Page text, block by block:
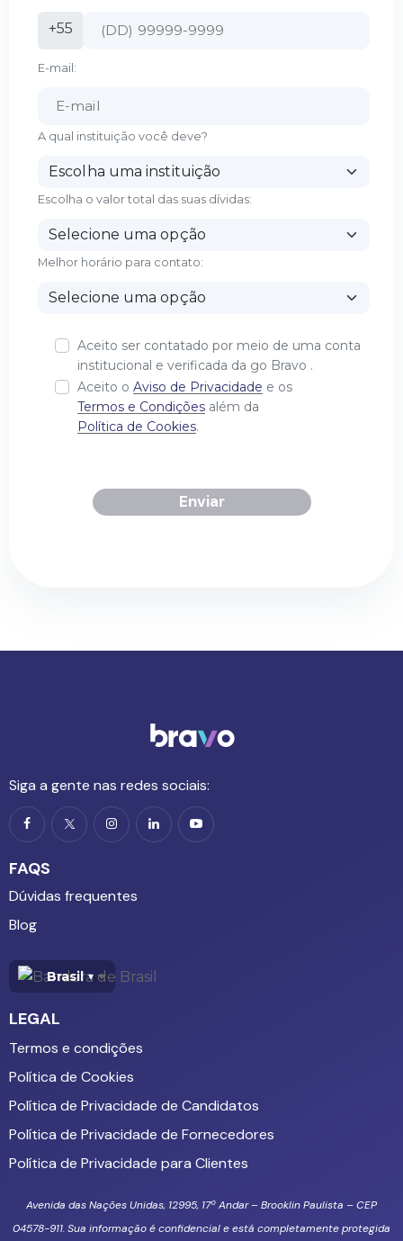
+55
E-mail:
A qual instituição você deve?
Escolha o valor total das suas dívidas:
Melhor horário para contato:
Aceito ser contatado por meio de uma conta
institucional e verificada da go Bravo .
Aceito oAviso de Privacidade e os
Termos e Condições além da
Política de Cookies.
Enviar
Siga a gente nas redes sociais:
FAQS
Dúvidas frequentes
Blog
Brasil ▾
LEGAL
Termos e condições
Política de Cookies
Política de Privacidade de Candidatos
Política de Privacidade de Fornecedores
Política de Privacidade para Clientes
Avenida das Nações Unidas, 12995, 17º Andar – Brooklin Paulista – CEP
04578-911. Sua informação é confidencial e está completamente protegida